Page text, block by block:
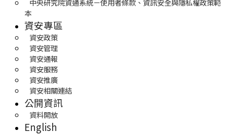
中央研究院資通系統－使用者條款、資訊安全與隱私權政策範
本
資安專區
資安政策
資安管理
資安通報
資安服務
資安推廣
資安相關連結
公開資訊
資料開放
English